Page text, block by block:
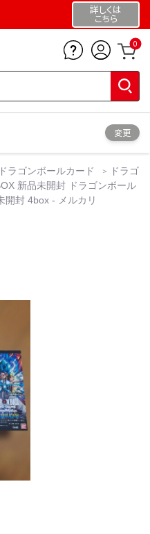
詳しくは
こちら
0
変更
ドラゴンボールカード
ドラゴ
新品未開封 ドラゴンボール
開封 4box - メルカリ